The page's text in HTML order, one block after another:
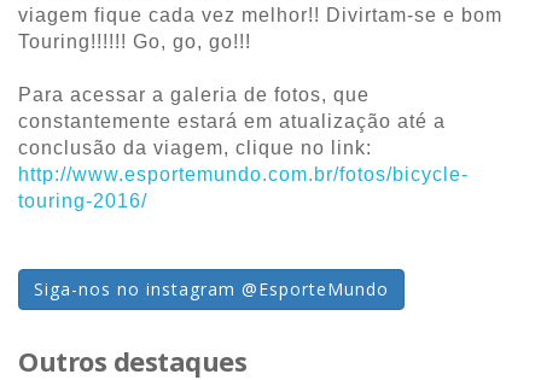
viagem fique cada vez melhor!! Divirtam-se e bom
Touring!!!!!! Go, go, go!!!
Para acessar a galeria de fotos, que
constantemente estará em atualização até a
conclusão da viagem, clique no link:
http://www.esportemundo.com.br/fotos/bicycle-
touring-2016/
Siga-nos no instagram @EsporteMundo
Outros destaques